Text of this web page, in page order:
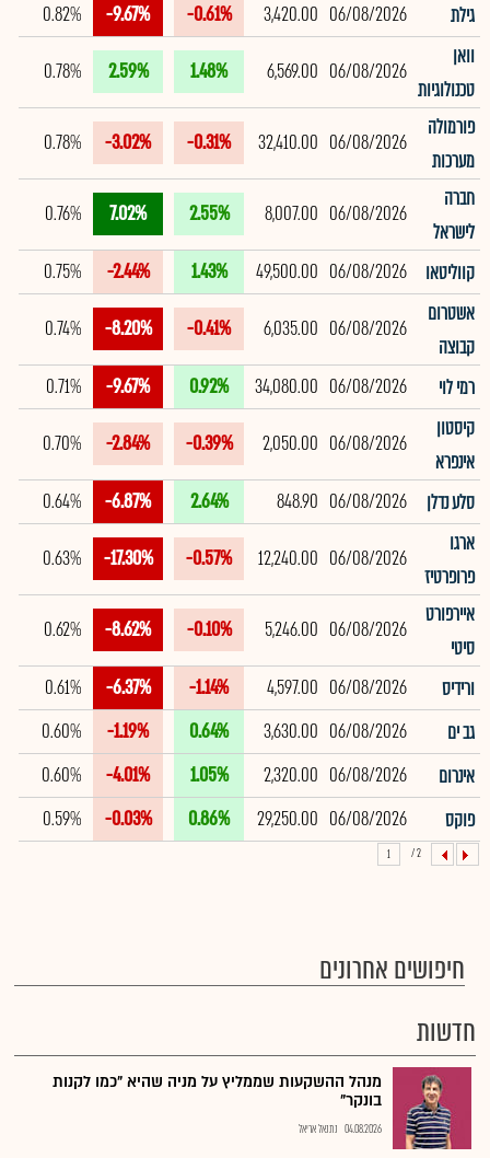
גילת
06/08/2026
3,420.00
-0.61%
-9.67%
0.82%
וואן
טכנולוגיות
06/08/2026
6,569.00
1.48%
2.59%
0.78%
פורמולה
מערכות
06/08/2026
32,410.00
-0.31%
-3.02%
0.78%
חברה
לישראל
06/08/2026
8,007.00
2.55%
7.02%
0.76%
קווליטאו 06/08/2026
49,500.00
1.43%
-2.44%
0.75%
אשטרום
קבוצה
06/08/2026
6,035.00
-0.41%
-8.20%
0.74%
רמי לוי 06/08/2026
34,080.00
0.92%
-9.67%
0.71%
קיסטון
אינפרא
06/08/2026
2,050.00
-0.39%
-2.84%
0.70%
סלע נדלן 06/08/2026
848.90
2.64%
-6.87%
0.64%
ארגו
פרופרטיז
06/08/2026
12,240.00
-0.57%
-17.30%
0.63%
איירפורט
סיטי
06/08/2026
5,246.00
-0.10%
-8.62%
0.62%
ורידיס 06/08/2026
4,597.00
-1.14%
-6.37%
0.61%
גב ים
06/08/2026
3,630.00
0.64%
-1.19%
0.60%
אינרום
06/08/2026
2,320.00
1.05%
-4.01%
0.60%
פוקס
06/08/2026
29,250.00
0.86%
-0.03%
0.59%
2 /
1
חיפושים אחרונים
חדשות
מנהל ההשקעות שממליץ על מניה שהיא "כמו לקנות
בונקר"
04.08.2026 נתנאל אריאל